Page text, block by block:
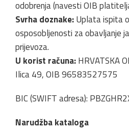
odobrenja (navesti OIB
Svrha doznake:Uplata ispita
osposobljenosti za obavljanje
prijevoza.
U korist računa:HRVATSKA
Ilica 49, OIB 96583527575
BIC (SWIFT adresa):
Narudžba kataloga